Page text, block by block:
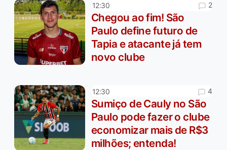
12:30 2
Chegou ao fim! São
Paulo define futuro de
Tapia e atacante já tem
novo clube
12:30 4
Sumiço de Cauly no São
Paulo pode fazer o clube
economizar mais de R$3
milhões; entenda!